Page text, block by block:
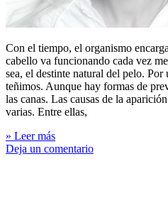
Con el tiempo, el organismo
cabello va funcionando cada vez
sea, el destinte natural del pelo. Por
teñimos. Aunque hay formas de
las canas. Las causas de la
varias. Entre ellas,
» Leer más
Deja un comentario